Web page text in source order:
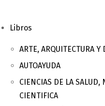
Libros
ARTE, ARQUITECTURA Y
AUTOAYUDA
CIENCIAS DE LA SALUD,
CIENTIFICA